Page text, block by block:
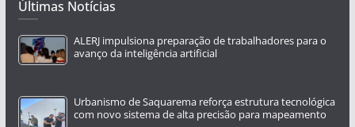
Últimas Notícias
ALERJ impulsiona preparação de trabalhadores para o
avanço da inteligência artificial
Urbanismo de Saquarema reforça estrutura tecnológica
com novo sistema de alta precisão para mapeamento